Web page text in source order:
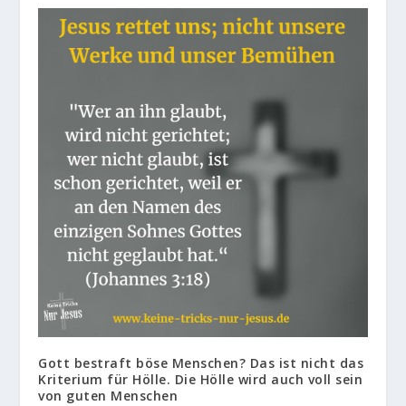
Gott bestraft böse Menschen? Das ist nicht das
Kriterium für Hölle. Die Hölle wird auch voll sein
von guten Menschen